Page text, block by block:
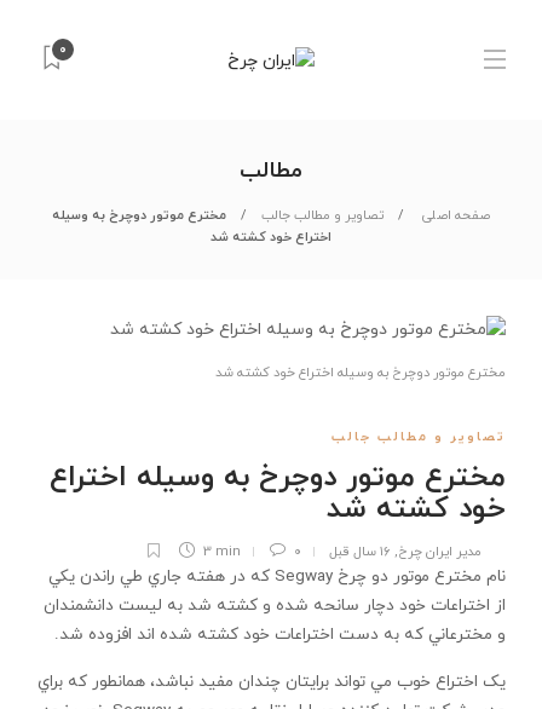
۰
مطالب
صفحه اصلی تصاویر و مطالب جالب
مخترع موتور دوچرخ به وسیله
اختراع خود کشته شد
مخترع موتور دوچرخ به وسیله اختراع خود کشته شد
تصاویر و مطالب جالب
مخترع موتور دوچرخ به وسیله اختراع
خود کشته شد
مدیر ایران چرخ, ۱۶ سال قبل ۰ 3 min
نام مخترع موتور دو چرخ Segway که در هفته جاري طي راندن يکي
از اختراعات خود دچار سانحه شده و کشته شد به ليست دانشمندان
و مخترعاني که به دست اختراعات خود کشته شده اند افزوده شد.
يک اختراع خوب مي تواند برايتان چندان مفيد نباشد، همانطور که براي